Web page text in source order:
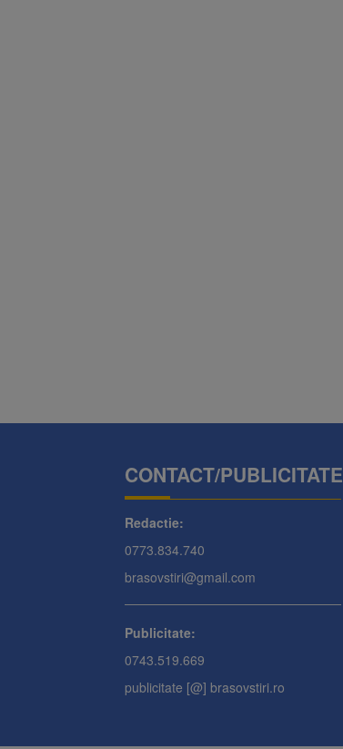
CONTACT/PUBLICITATE
Redactie:
0773.834.740
brasovstiri@gmail.com
Publicitate:
0743.519.669
publicitate [@] brasovstiri.ro